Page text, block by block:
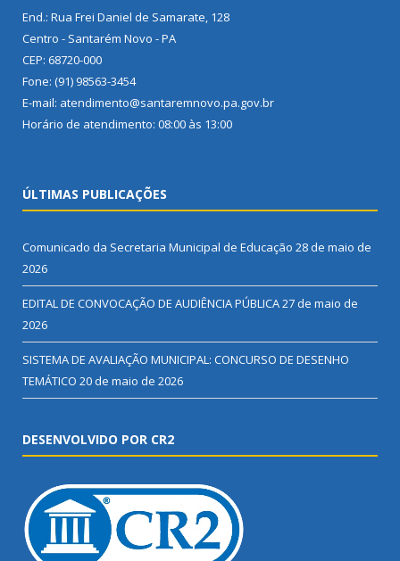
End.: Rua Frei Daniel de Samarate, 128
Centro - Santarém Novo - PA
CEP: 68720-000
Fone: (91) 98563-3454
E-mail: atendimento@santaremnovo.pa.gov.br
Horário de atendimento: 08:00 às 13:00
ÚLTIMAS PUBLICAÇÕES
Comunicado da Secretaria Municipal de Educação 28 de maio de
2026
EDITAL DE CONVOCAÇÃO DE AUDIÊNCIA PÚBLICA27 de maio de
2026
SISTEMA DE AVALIAÇÃO MUNICIPAL: CONCURSO DE DESENHO
TEMÁTICO 20 de maio de 2026
DESENVOLVIDO POR CR2